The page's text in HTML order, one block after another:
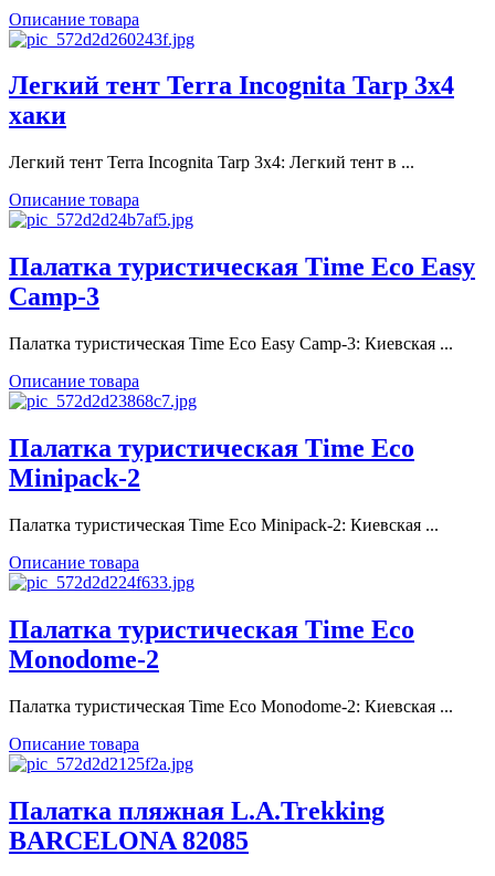
Описание товара
Легкий тент Terra Incognita Tarp 3x4
хаки
Легкий тент Terra Incognita Tarp 3x4: Легкий тент в ...
Описание товара
Палатка туристическая Time Eco Easy
Camp-3
Палатка туристическая Time Eco Easy Camp-3: Киевская ...
Описание товара
Палатка туристическая Time Eco
Minipack-2
Палатка туристическая Time Eco Minipack-2: Киевская ...
Описание товара
Палатка туристическая Time Eco
Monodome-2
Палатка туристическая Time Eco Monodome-2: Киевская ...
Описание товара
Палатка пляжная L.A.Trekking
BARCELONA 82085